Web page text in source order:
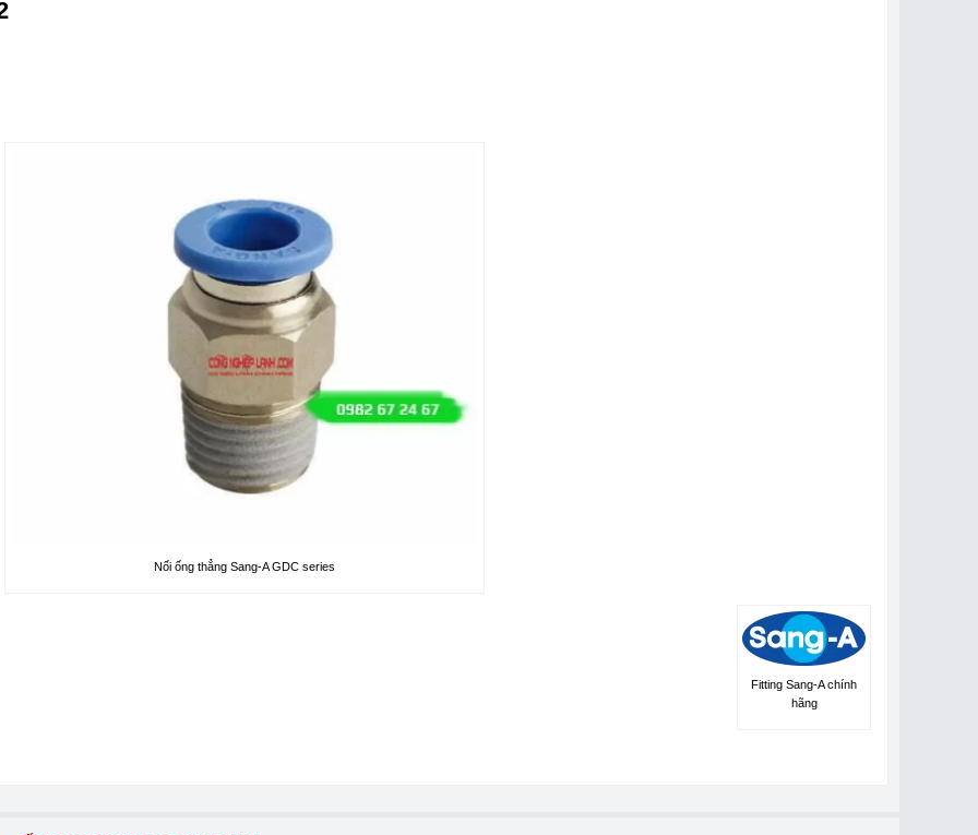
Nối ống thẳng Sang-A GDC series
Fitting Sang-A chính
hãng